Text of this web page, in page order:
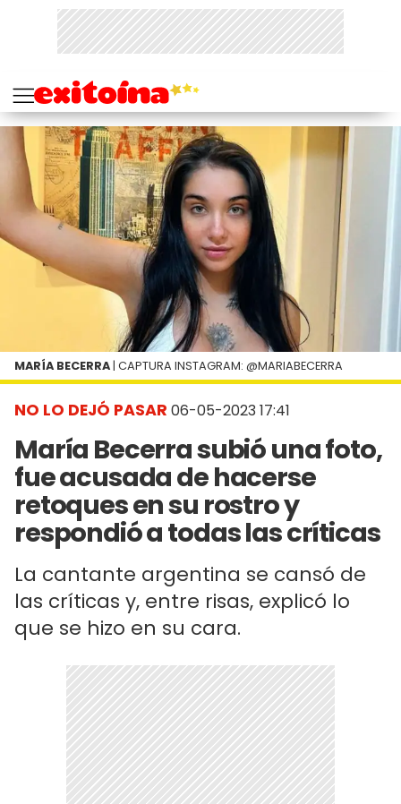
NO LO DEJÓ PASAR 06-05-2023 17:41
María Becerra subió una foto,
fue acusada de hacerse
retoques en su rostro y
respondió a todas las críticas
La cantante argentina se cansó de
las críticas y, entre risas, explicó lo
que se hizo en su cara.
MARÍA BECERRA | CAPTURA INSTAGRAM: @MARIABECERRA